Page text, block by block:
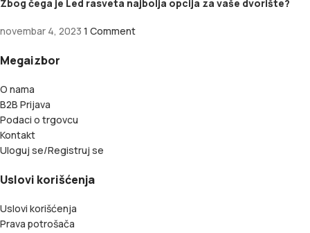
Zbog čega je Led rasveta najbolja opcija za vaše dvorište?
novembar 4, 2023 1 Comment
Megaizbor
O nama
B2B Prijava
Podaci o trgovcu
Kontakt
Uloguj se/Registruj se
Uslovi korišćenja
Uslovi korišćenja
Prava potrošača